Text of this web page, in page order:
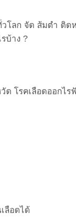
โลก จัด ส้มตำ ติ
บ้าง ?
โรคเลือดออกไ
ลือดได้